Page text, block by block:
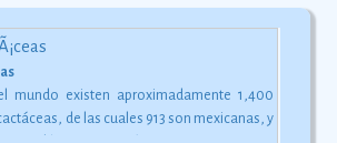
mundo existen aproximadamente 1,400
de las cuales 913 son mexicanas, y